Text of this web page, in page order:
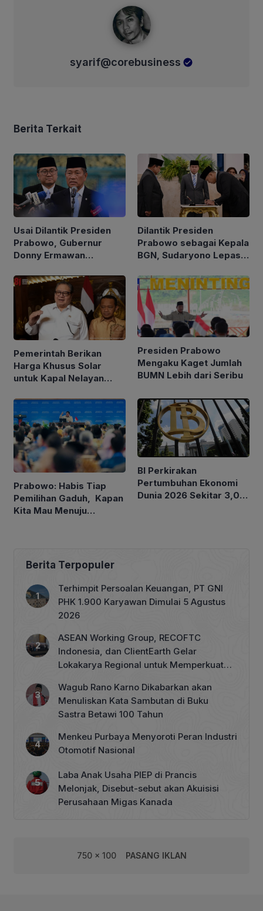
syarif@corebusiness
Berita Terkait
Usai Dilantik Presiden
Prabowo, Gubernur
Donny Ermawan
Pembentukan URI
Dilantik Presiden
Prabowo sebagai Kepala
BGN, Sudaryono Lepas
Pemerintah Berikan
Harga Khusus Solar
untuk Kapal Nelayan
GT
Presiden Prabowo
Mengaku Kaget Jumlah
BUMN Lebih dari Seribu
Prabowo: Habis Tiap
Pemilihan Gaduh, Kapan
Kita Mau Menuju
BI Perkirakan
Pertumbuhan Ekonomi
Dunia 2026 Sekitar 3,0
Berita Terpopuler
Terhimpit Persoalan Keuangan, PT GNI
PHK 1.900 Karyawan Dimulai 5 Agustus
2026
ASEAN Working Group, RECOFTC
Indonesia, dan ClientEarth Gelar
Lokakarya Regional untuk Memperkuat
Wagub Rano Karno Dikabarkan akan
Menuliskan Kata Sambutan di Buku
Sastra Betawi 100 Tahun
Menkeu Purbaya Menyoroti Peran Industri
Otomotif Nasional
Laba Anak Usaha PIEP di Prancis
Melonjak, Disebut-sebut akan Akuisisi
Perusahaan Migas Kanada
750 x 100 PASANG IKLAN